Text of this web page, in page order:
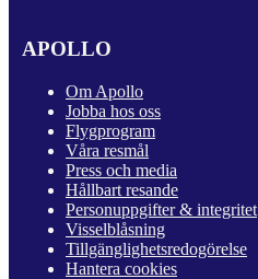
APOLLO
Om Apollo
Jobba hos oss
Flygprogram
Våra resmål
Press och media
Hållbart resande
Personuppgifter & integritet
Visselblåsning
Tillgänglighetsredogörelse
Hantera cookies